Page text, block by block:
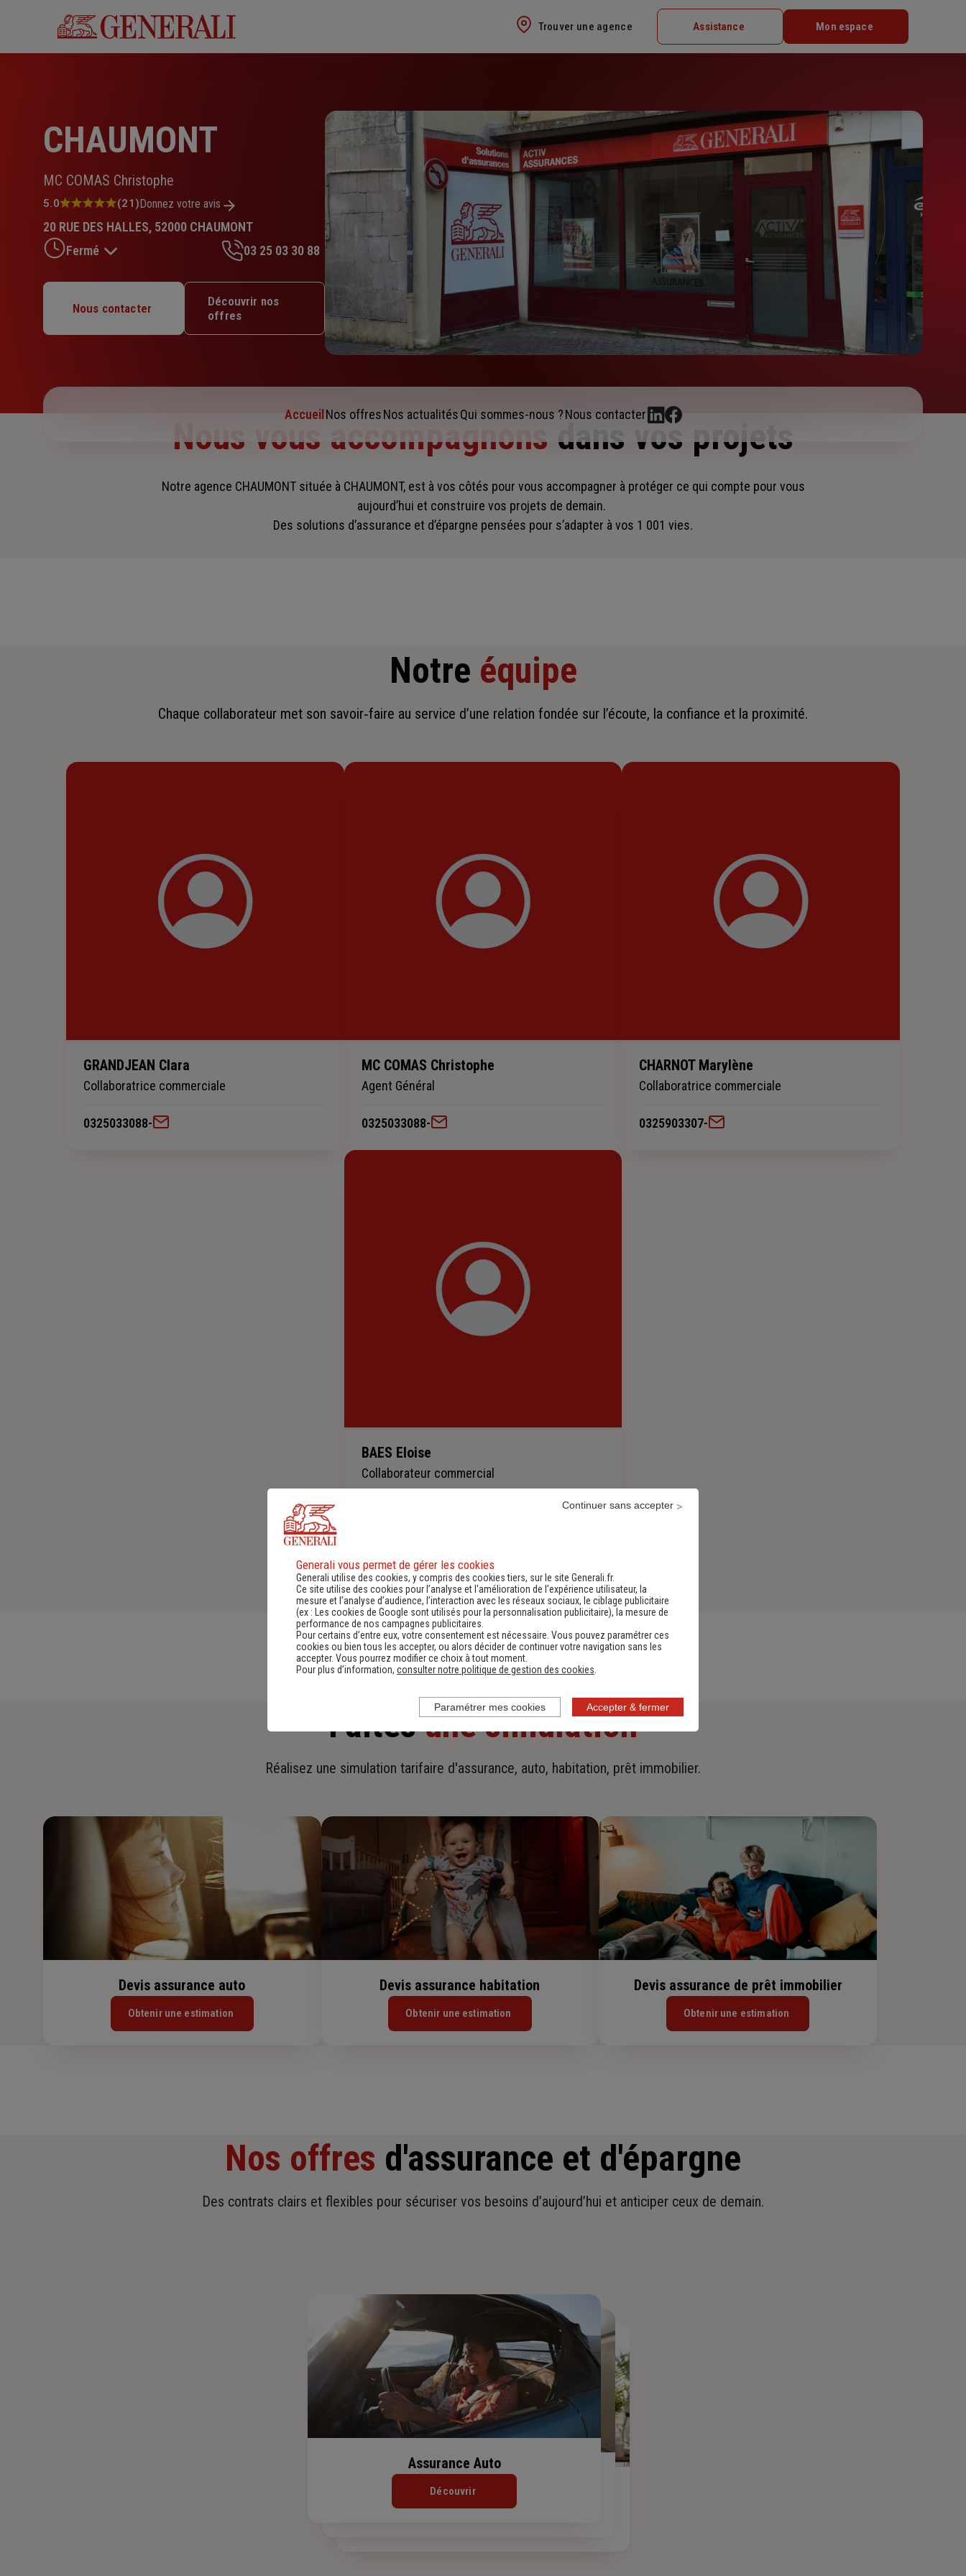
Trouver une agence Assistance Mon espace
CHAUMONT
MC COMAS Christophe
Note
5.0
sur
5
5.0 (21)Donnez votre avis
20 RUE DES HALLES, 52000 CHAUMONT
Fermé
Mardi : 09h – 12h / 14h – 18h
03 25 03 30 88
Nous contacter
Découvrir nos
offres
Accueil Nos offresNos actualitésQui sommes-nous ?Nous contacter
Nous vous accompagnons dans vos projets
Notre agence CHAUMONT située à CHAUMONT, est à vos côtés pour vous accompagner à protéger ce qui compte pour vous
aujourd’hui et construire vos projets de demain.
Des solutions d’assurance et d’épargne pensées pour s’adapter à vos 1 001 vies.
Notre équipe
Chaque collaborateur met son savoir‑faire au service d’une relation fondée sur l’écoute, la confiance et la proximité.
GRANDJEAN Clara
Collaboratrice commerciale
0325033088-
MC COMAS Christophe
Agent Général
0325033088-
CHARNOT Marylène
Collaboratrice commerciale
0325903307-
BAES Eloise
Collaborateur commercial
En savoir plus sur l'agence
Faitesune simulation
Réalisez une simulation tarifaire d'assurance, auto, habitation, prêt immobilier.
Devis assurance auto
Obtenir une estimation
Devis assurance habitation
Obtenir une estimation
Devis assurance de prêt immobilier
Obtenir une estimation
Nos offres d'assurance et d'épargne
Des contrats clairs et flexibles pour sécuriser vos besoins d’aujourd’hui et anticiper ceux de demain.
Assurance de prêt immobilier
Assurance Habitation
Assurance Auto
Découvrir
Generali vous permet de gérer les cookies
Generali utilise des cookies, y compris des cookies tiers, sur le site Generali.fr.
Ce site utilise des cookies pour l’analyse et l'amélioration de l’expérience utilisateur, la
mesure et l’analyse d’audience, l’interaction avec les réseaux sociaux, le ciblage publicitaire
(ex :
Les cookies de Google sont utilisés pour la personnalisation publicitaire), la mesure de
performance de nos campagnes publicitaires.
Pour certains d’entre eux, votre consentement est nécessaire. Vous pouvez paramétrer ces
cookies ou bien tous les accepter, ou alors décider de continuer votre navigation sans les
accepter. Vous pourrez modifier ce choix à tout moment.
Pour plus d’information, consulter notre politique de gestion des cookies
Accepter & fermer
Continuer sans accepter
Paramétrer mes cookies